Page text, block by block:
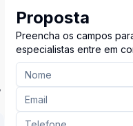
Proposta
Preencha os campos
especialistas entre em